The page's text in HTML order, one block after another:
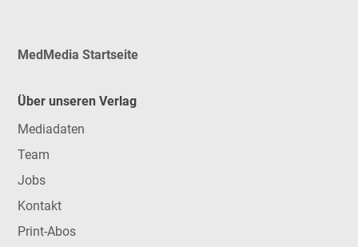
MedMedia Startseite
Über unseren Verlag
Mediadaten
Team
Jobs
Kontakt
Print-Abos